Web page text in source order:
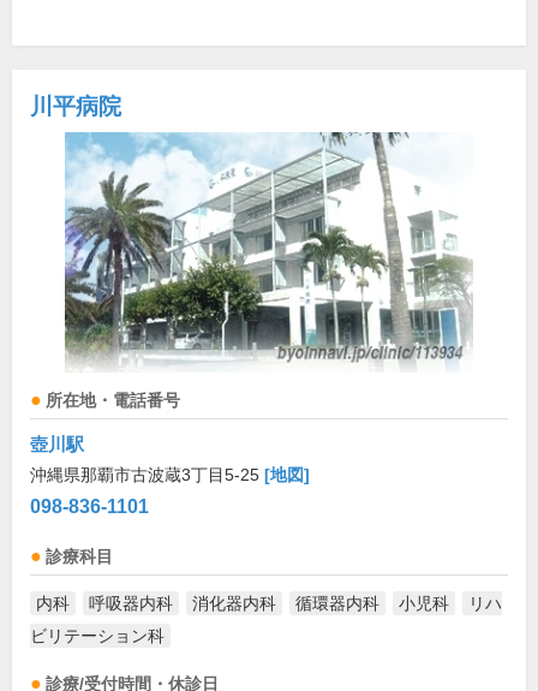
川平病院
所在地・電話番号
壺川駅
沖縄県那覇市古波蔵3丁目5-25 [地図]
098-836-1101
診療科目
内科 呼吸器内科 消化器内科 循環器内科 小児科
リハ
ビリテーション科
診療/受付時間・休診日